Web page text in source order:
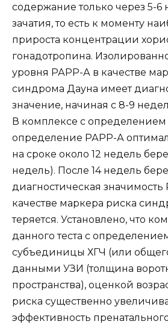
содержание только через 5-6
зачатия, то есть к моменту
прироста концентрации
гонадотропина.
уровня РАРР-А в качестве
синдрома Дауна имеет
значение, начиная с 8-9
В комплексе с определением
определение РАРР-А
на сроке около 12 недель
недель). После 14 недель
диагностическая
качестве маркера риска
теряется. Установлено, что
данного теста с
субъединицы ХГЧ (или
данными УЗИ (толщина
пространства), оценкой
риска существенно
эффективность